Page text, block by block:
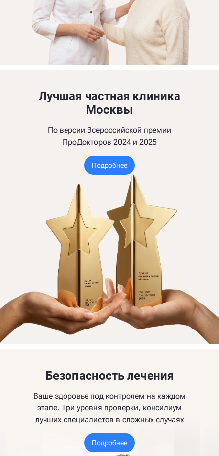
Лучшая частная клиника
Москвы
По версии Всероссийской премии
ПроДокторов 2024 и 2025
Подробнее
Безопасность лечения
Ваше здоровье под контролем на каждом
этапе. Три уровня проверки, консилиум
лучших специалистов в сложных случаях
Подробнее